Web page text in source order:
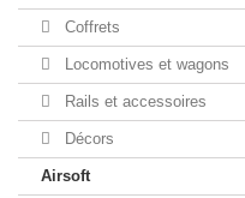
Coffrets
Locomotives et wagons
Rails et accessoires
Décors
Airsoft